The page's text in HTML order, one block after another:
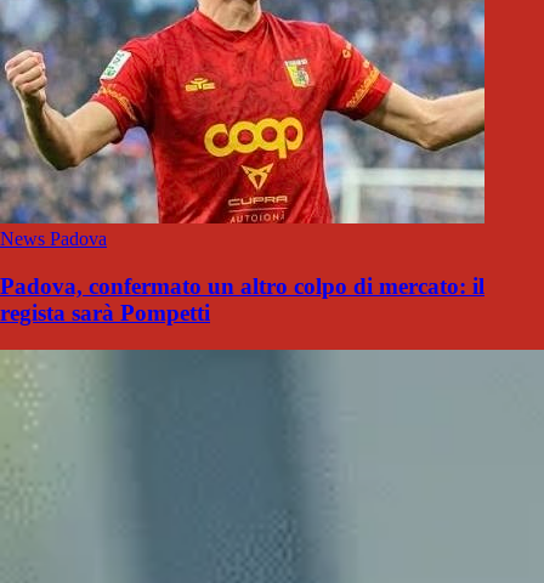
News Padova
Padova, confermato un altro colpo di mercato: il
regista sarà Pompetti